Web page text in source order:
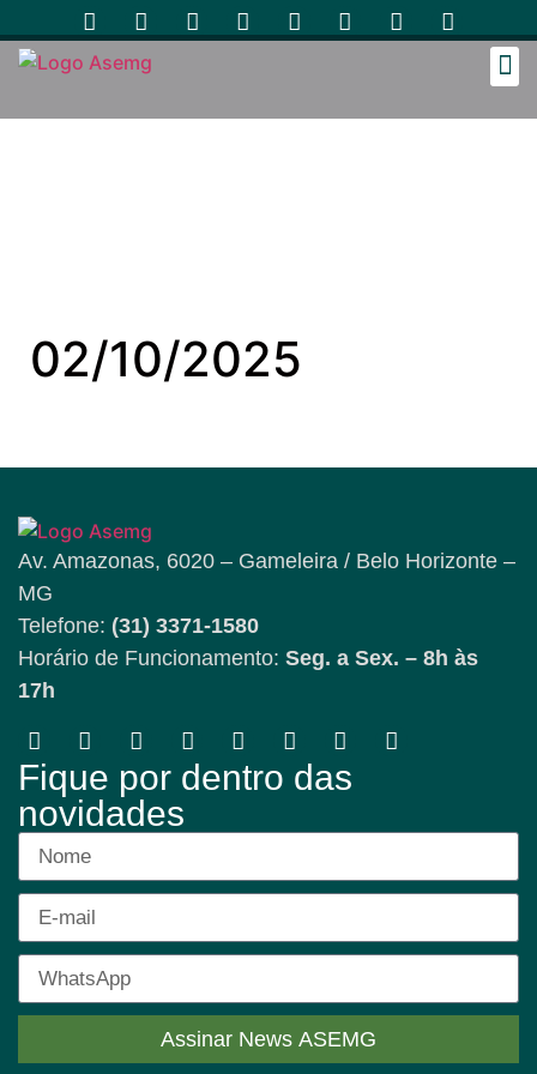
02/10/2025
Av. Amazonas, 6020 – Gameleira / Belo Horizonte –
MG
Telefone: (31) 3371-1580
Horário de Funcionamento: Seg. a Sex. – 8h às
17h
Fique por dentro das
novidades
Assinar News ASEMG